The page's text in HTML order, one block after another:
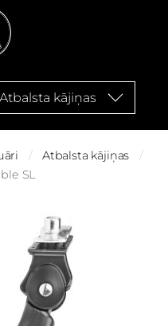
kājiņas
Atbalsta kājiņas
SL